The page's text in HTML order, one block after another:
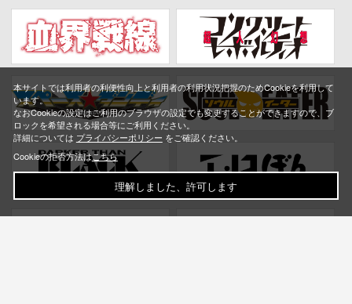
本サイトでは利用者の利便性向上と利用者の利用状況把握のためCookieを利用して
います。
なおCookieの設定はご利用のブラウザの設定でも変更することができますので、ブ
ロックを希望される場合等にご利用ください。
詳細については プライバシーポリシー をご確認ください。
Cookieの拒否方法はこちら
理解しました、許可します